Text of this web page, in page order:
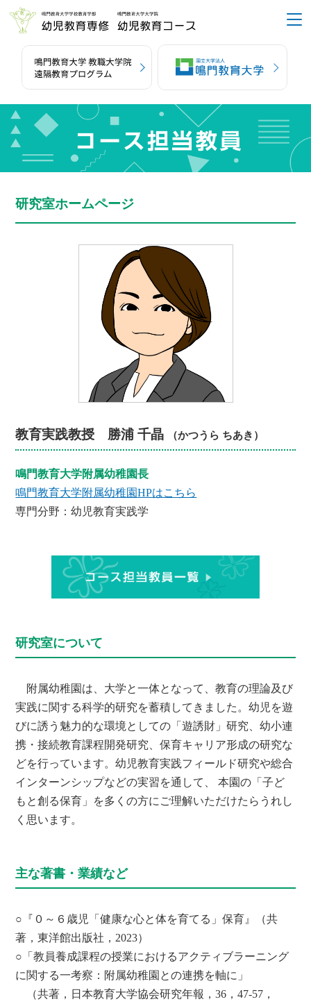
研究室ホームページ
教育実践教授 勝浦 千晶 （かつうら ちあき）
鳴門教育大学附属幼稚園長
鳴門教育大学附属幼稚園HPはこちら
専門分野：幼児教育実践学
研究室について
附属幼稚園は、大学と一体となって、教育の理論及び
実践に関する科学的研究を蓄積してきました。幼児を遊
びに誘う魅力的な環境としての「遊誘財」研究、幼小連
携・接続教育課程開発研究、保育キャリア形成の研究な
どを行っています。幼児教育実践フィールド研究や総合
インターンシップなどの実習を通して、 本園の「子ど
もと創る保育」を多くの方にご理解いただけたらうれし
く思います。
主な著書・業績など
○『０～６歳児「健康な心と体を育てる」保育』（共
著，東洋館出版社，2023）
○「教員養成課程の授業におけるアクティブラーニング
に関する一考察：附属幼稚園との連携を軸に」
（共著，日本教育大学協会研究年報，36，47-57，